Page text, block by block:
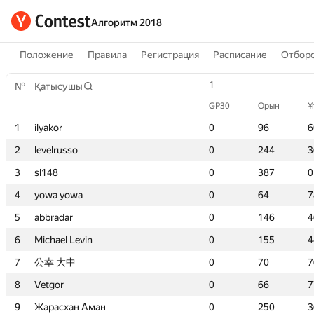
Алгоритм 2018
Положение Правила Регистрация Расписание
№ Қатысушы 1
GP30 Орын
1 ilyakor 0 96
2
levelrusso 0 244
3
sl148 0 387
0
4
yowa yowa 0 64
5
abbradar 0 146
6
Michael Levin 0 155
7
公幸 大中 0 70
8
Vetgor 0 66
9
Жарасхан Аман 0 250
№ Қатысушы 1
GP30 Орын
1 ilyakor 0 96
2
levelrusso 0 244
3
sl148 0 387
0
4
yowa yowa 0 64
5
abbradar 0 146
6
Michael Levin 0 155
7
公幸 大中 0 70
8
Vetgor 0 66
9
Жарасхан Аман 0 250